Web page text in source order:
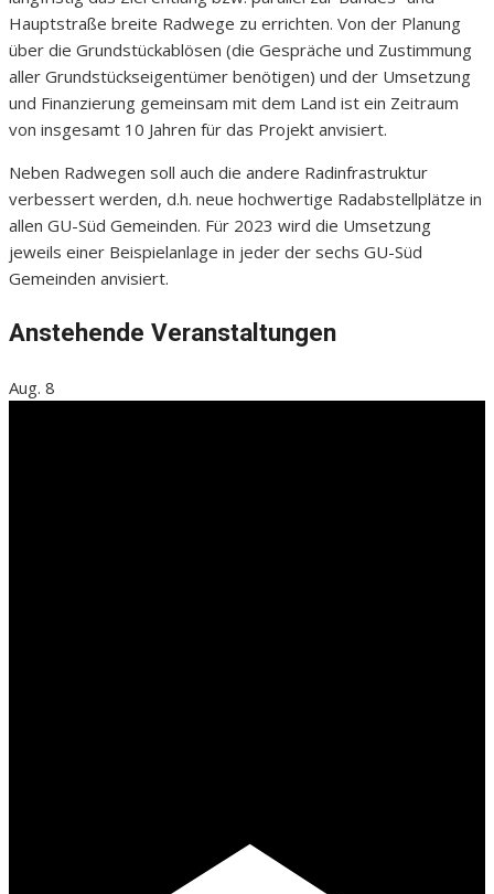
Hauptstraße breite Radwege zu errichten. Von der Planung
über die Grundstückablösen (die Gespräche und Zustimmung
aller Grundstückseigentümer benötigen) und der Umsetzung
und Finanzierung gemeinsam mit dem Land ist ein Zeitraum
von insgesamt 10 Jahren für das Projekt anvisiert.
Neben Radwegen soll auch die andere Radinfrastruktur
verbessert werden, d.h. neue hochwertige Radabstellplätze in
allen GU-Süd Gemeinden. Für 2023 wird die Umsetzung
jeweils einer Beispielanlage in jeder der sechs GU-Süd
Gemeinden anvisiert.
Anstehende Veranstaltungen
Aug. 8